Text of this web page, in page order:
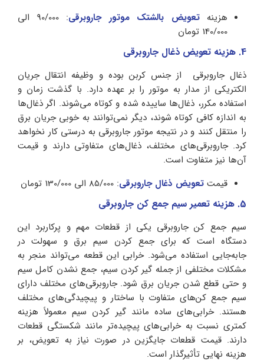
هزینهتعویض بالشتک موتور جاروبرقی
: 90/000 الی
140/000 تومان
4. هزینه تعویض ذغال جاروبرقی
ذغال جاروبرقی از جنس کربن بوده و وظیفه انتقال جریان
الکتریکی از مدار به موتور را بر عهده دارد. با گذشت زمان و
استفاده مکرر، ذغال‌ها ساییده شده و کوتاه می‌شوند. اگر ذغال‌ها
به اندازه کافی کوتاه شوند، دیگر نمی‌توانند به خوبی جریان برق
را منتقل کنند و در نتیجه موتور جاروبرقی به درستی کار نخواهد
کرد. جاروبرقی‌های مختلف، ذغال‌های متفاوتی دارند و قیمت
آن‌ها نیز متفاوت است.
قیمت تعویض ذغال جاروبرقی: 85/000 الی 130/000 تومان
5. هزینه تعمیر سیم جمع کن جاروبرقی
سیم جمع کن جاروبرقی یکی از قطعات مهم و پرکاربرد این
دستگاه است که برای جمع کردن سیم برق و سهولت در
جابه‌جایی استفاده می‌شود. خرابی این قطعه می‌تواند منجر به
مشکلات مختلفی از جمله گیر کردن سیم، جمع نشدن کامل سیم
و حتی قطع شدن جریان برق شود. جاروبرقی‌های مختلف دارای
سیم جمع کن‌های متفاوت با ساختار و پیچیدگی‌های مختلف
هستند. خرابی‌های ساده مانند گیر کردن سیم معمولاً هزینه
کمتری نسبت به خرابی‌های پیچیده‌تر مانند شکستگی قطعات
دارند. قیمت قطعات جایگزین در صورت نیاز به تعویض، بر
هزینه نهایی تأثیرگذار است.